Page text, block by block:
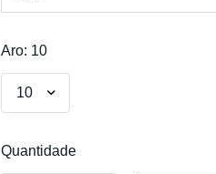
Aro: 10
Quantidade